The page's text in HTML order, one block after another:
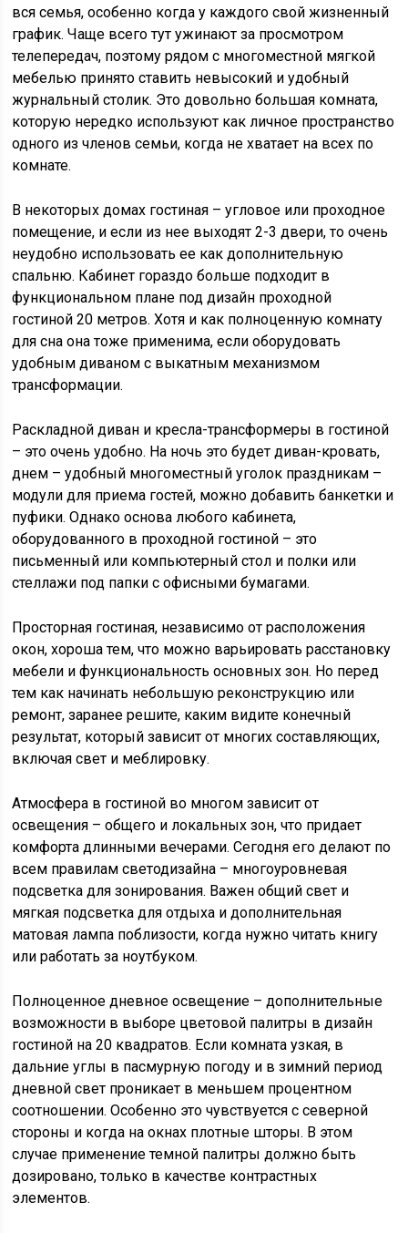
вся семья, особенно когда у каждого свой жизненный
график. Чаще всего тут ужинают за просмотром
телепередач, поэтому рядом с многоместной мягкой
мебелью принято ставить невысокий и удобный
журнальный столик. Это довольно большая комната,
которую нередко используют как личное пространство
одного из членов семьи, когда не хватает на всех по
комнате.
В некоторых домах гостиная – угловое или проходное
помещение, и если из нее выходят 2-3 двери, то очень
неудобно использовать ее как дополнительную
спальню. Кабинет гораздо больше подходит в
функциональном плане под дизайн проходной
гостиной 20 метров. Хотя и как полноценную комнату
для сна она тоже применима, если оборудовать
удобным диваном с выкатным механизмом
трансформации.
Раскладной диван и кресла-трансформеры в гостиной
– это очень удобно. На ночь это будет диван-кровать,
днем – удобный многоместный уголок праздникам –
модули для приема гостей, можно добавить банкетки и
пуфики. Однако основа любого кабинета,
оборудованного в проходной гостиной – это
письменный или компьютерный стол и полки или
стеллажи под папки с офисными бумагами.
Просторная гостиная, независимо от расположения
окон, хороша тем, что можно варьировать расстановку
мебели и функциональность основных зон. Но перед
тем как начинать небольшую реконструкцию или
ремонт, заранее решите, каким видите конечный
результат, который зависит от многих составляющих,
включая свет и меблировку.
Атмосфера в гостиной во многом зависит от
освещения – общего и локальных зон, что придает
комфорта длинными вечерами. Сегодня его делают по
всем правилам светодизайна – многоуровневая
подсветка для зонирования. Важен общий свет и
мягкая подсветка для отдыха и дополнительная
матовая лампа поблизости, когда нужно читать книгу
или работать за ноутбуком.
Полноценное дневное освещение – дополнительные
возможности в выборе цветовой палитры в дизайн
гостиной на 20 квадратов. Если комната узкая, в
дальние углы в пасмурную погоду и в зимний период
дневной свет проникает в меньшем процентном
соотношении. Особенно это чувствуется с северной
стороны и когда на окнах плотные шторы. В этом
случае применение темной палитры должно быть
дозировано, только в качестве контрастных
элементов.